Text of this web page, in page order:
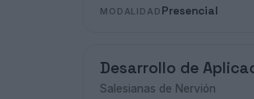
MODALIDAD Presencial
Desarrollo de
Salesianas de Nervión